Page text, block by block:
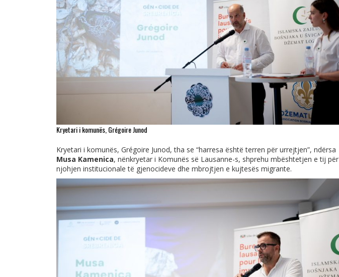
Kryetari i komunës, Grégoire Junod
Kryetari i komunës, Grégoire Junod, tha se “harresa është terren për urrejtjen”, ndërsa
Musa Kamenica, nënkryetar i Komunës së Lausanne-s, shprehu mbështetjen e tij për
njohjen institucionale të gjenocideve dhe mbrojtjen e kujtesës migrante.